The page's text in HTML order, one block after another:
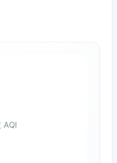
AQI